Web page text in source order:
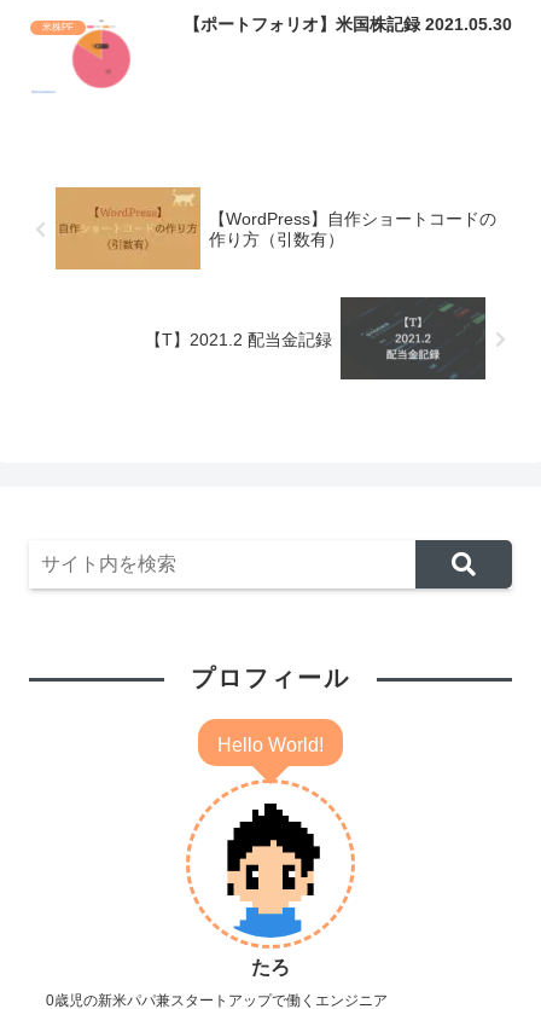
米株PF 【ポートフォリオ】米国株記録 2021.05.30
【WordPress】自作ショートコードの
作り方（引数有）
【T】2021.2 配当金記録
プロフィール
Hello World!
たろ
0歳児の新米パパ兼スタートアップで働くエンジニア